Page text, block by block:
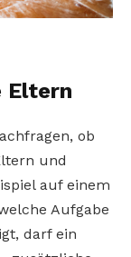
Eltern
ob
und
auf einem
Aufgabe
darf ein